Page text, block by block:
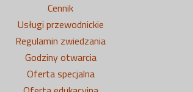
Cennik
Usługi przewodnickie
Regulamin zwiedzania
Godziny otwarcia
Oferta specjalna